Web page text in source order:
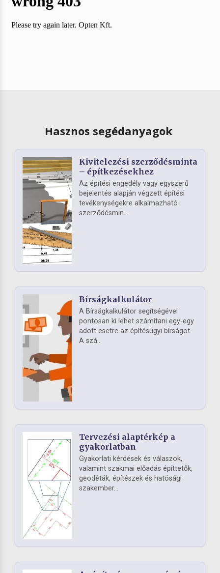
Hasznos segédanyagok
Kivitelezési szerződésminta
– építkezésekhez
Az építési engedély vagy egyszerű
bejelentés alapján végzett építési
tevékenységekre alkalmazható
szerződésmin...
Bírságkalkulátor
A Bírságkalkulátor segítségével
pontosan ki lehet számítani egy-egy
adott esetre az építésügyi bírságot.
A szá...
Tervezési alaptérkép a
gyakorlatban
Gyakorlati kérdések és válaszok,
valamint szakmai előadás építtetők,
geodéták, építészek és hatósági
szakember...